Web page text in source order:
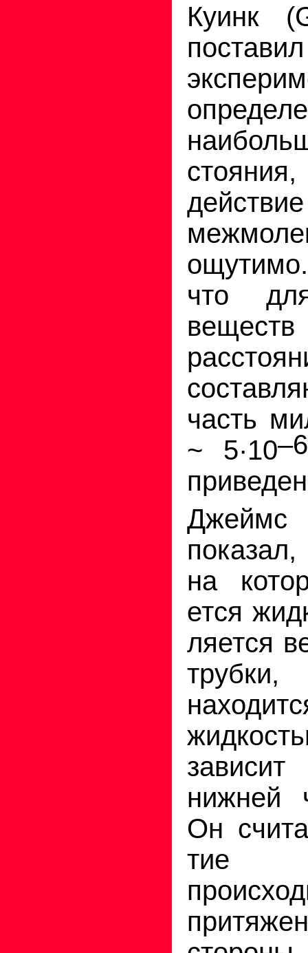
Куинк
поставил
действие
что
часть
~ 5·10–6
на
ется
ляется
нижней
Он
тие